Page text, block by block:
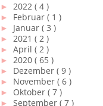
► 2022 ( 4 )
► Februar ( 1 )
► Januar ( 3 )
► 2021 ( 2 )
► April ( 2 )
► 2020 ( 65 )
► Dezember ( 9 )
► November ( 6 )
► Oktober ( 7 )
► September ( 7 )